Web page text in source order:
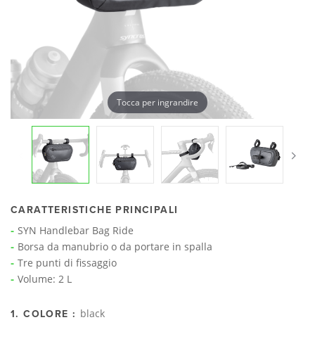
Tocca per ingrandire
CARATTERISTICHE PRINCIPALI
SYN Handlebar Bag Ride
Borsa da manubrio o da portare in spalla
Tre punti di fissaggio
Volume: 2 L
1. COLORE : black